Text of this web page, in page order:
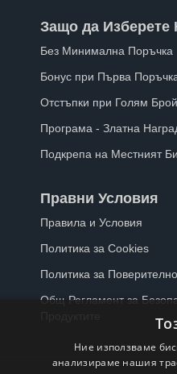
Защо да Изберете
Без Минимална Поръчка
Бонус при Първа
Отстъпки при Голям Брой
Програма - Златна
Подкрепа на Местният
Правни Условия
Правила и Условия
Политика за Cookies
Политика за
Общ Регламент за
Ние използваме
анализираме нашия